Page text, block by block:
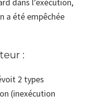
a été empêchée
:
2 types
(inexécution